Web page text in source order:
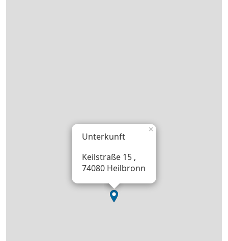
Unterkunft
Keilstraße 15 ,
74080 Heilbronn
×